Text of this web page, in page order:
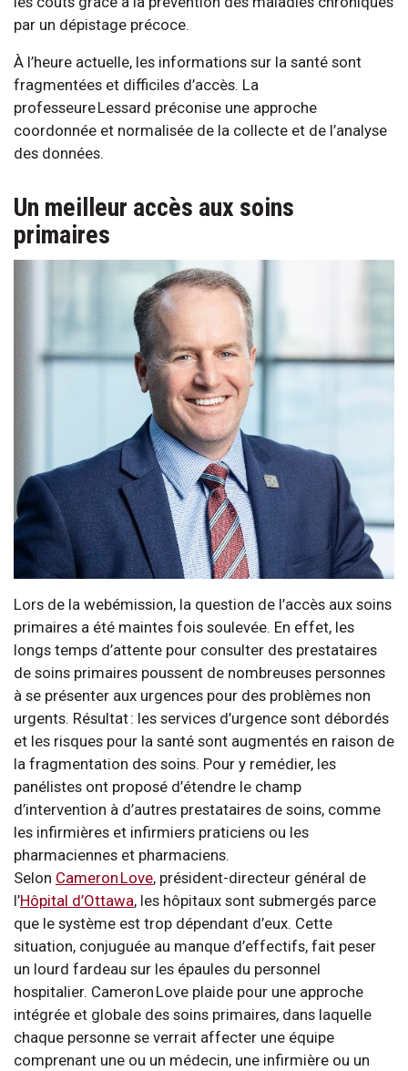
par un dépistage précoce.
À l’heure actuelle, les informations sur la santé sont
fragmentées et difficiles d’accès. La
professeure Lessard préconise une approche
coordonnée et normalisée de la collecte et de l’analyse
des données.
Un meilleur accès aux soins
primaires
Lors de la webémission, la question de l’accès aux soins
primaires a été maintes fois soulevée. En effet, les
longs temps d’attente pour consulter des prestataires
de soins primaires poussent de nombreuses personnes
à se présenter aux urgences pour des problèmes non
urgents. Résultat : les services d’urgence sont débordés
et les risques pour la santé sont augmentés en raison de
la fragmentation des soins. Pour y remédier, les
panélistes ont proposé d’étendre le champ
d’intervention à d’autres prestataires de soins, comme
les infirmières et infirmiers praticiens ou les
pharmaciennes et pharmaciens.
Selon Cameron Love, président-directeur général de
l’Hôpital d’Ottawa, les hôpitaux sont submergés parce
que le système est trop dépendant d’eux. Cette
situation, conjuguée au manque d’effectifs, fait peser
un lourd fardeau sur les épaules du personnel
hospitalier. Cameron Love plaide pour une approche
intégrée et globale des soins primaires, dans laquelle
chaque personne se verrait affecter une équipe
comprenant une ou un médecin, une infirmière ou un